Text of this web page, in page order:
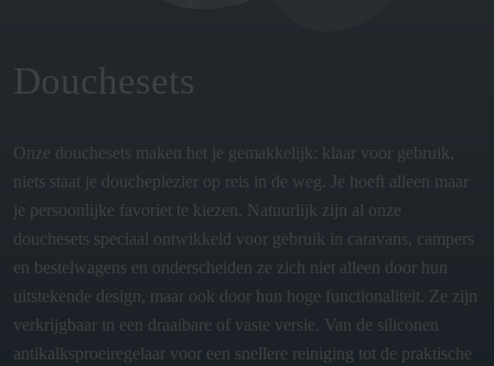
Douchesets
Onze douchesets maken het je gemakkelijk: klaar voor gebruik,
niets staat je doucheplezier op reis in de weg. Je hoeft alleen maar
je persoonlijke favoriet te kiezen. Natuurlijk zijn al onze
douchesets speciaal ontwikkeld voor gebruik in caravans, campers
en bestelwagens en onderscheiden ze zich niet alleen door hun
uitstekende design, maar ook door hun hoge functionaliteit. Ze zijn
verkrijgbaar in een draaibare of vaste versie. Van de siliconen
antikalksproeiregelaar voor een snellere reiniging tot de praktische